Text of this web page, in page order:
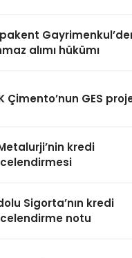
alımı hükümı
Çimento’nun GES
kredi
Sigorta’nın kredi
notu